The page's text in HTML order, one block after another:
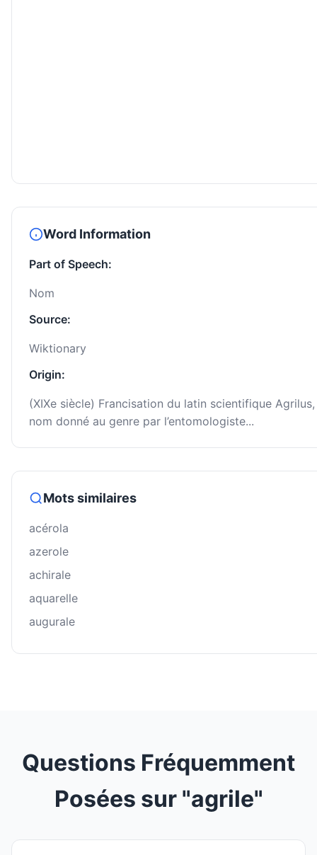
Word Information
Part of Speech:
Nom
Source:
Wiktionary
Origin:
(XIXe siècle) Francisation du latin scientifique Agrilus,
nom donné au genre par l’entomologiste...
Mots similaires
acérola
azerole
achirale
aquarelle
augurale
Questions Fréquemment
Posées sur "agrile"